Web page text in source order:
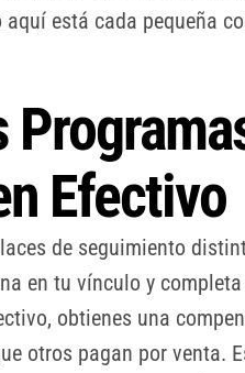
está cada pequeña
Efectivo
de seguimiento
en tu vínculo y
obtienes una
otros pagan por venta.